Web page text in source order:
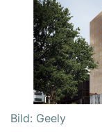
Bild: Geely